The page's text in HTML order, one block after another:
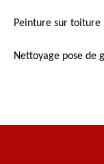
Peinture sur toiture
Nettoyage pose de